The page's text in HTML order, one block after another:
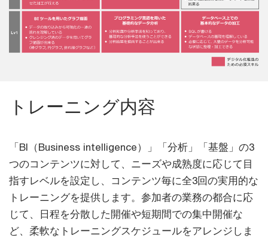
トレーニング内容
「BI（Business intelligence）」「分析」「基盤」の3
つのコンテンツに対して、ニーズや成熟度に応じて目
指すレベルを設定し、コンテンツ毎に全3回の実用的な
トレーニングを提供します。参加者の業務の都合に応
じて、日程を分散した開催や短期間での集中開催な
ど、柔軟なトレーニングスケジュールをアレンジしま